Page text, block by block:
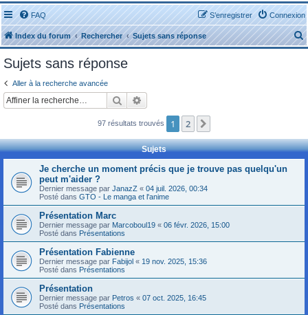
FAQ Connexion
S’enregistrer
Index du forum Rechercher Sujets sans réponse
e
h
Sujets sans réponse
Aller à la recherche avancée
Rechercher
97 résultats trouvés 1 2
Sujets
Je cherche un moment précis que je trouve pas quelqu'un
peut m'aider ?
Dernier message par JanazZ « 04 juil. 2026, 00:34
Posté dans GTO - Le manga et l'anime
Présentation Marc
Dernier message par Marcoboul19 « 06 févr. 2026, 15:00
Posté dans Présentations
Présentation Fabienne
Dernier message par Fabijol « 19 nov. 2025, 15:36
Posté dans Présentations
Présentation
Dernier message par Petros « 07 oct. 2025, 16:45
Posté dans Présentations